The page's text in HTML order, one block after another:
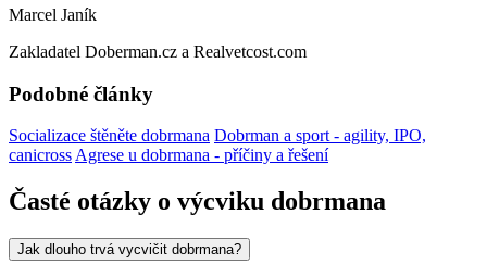
Marcel Janík
Zakladatel Doberman.cz a Realvetcost.com
Podobné články
Socializace štěněte dobrmana Dobrman a sport - agility, IPO,
canicross Agrese u dobrmana - příčiny a řešení
Časté otázky o výcviku dobrmana
Jak dlouho trvá vycvičit dobrmana?